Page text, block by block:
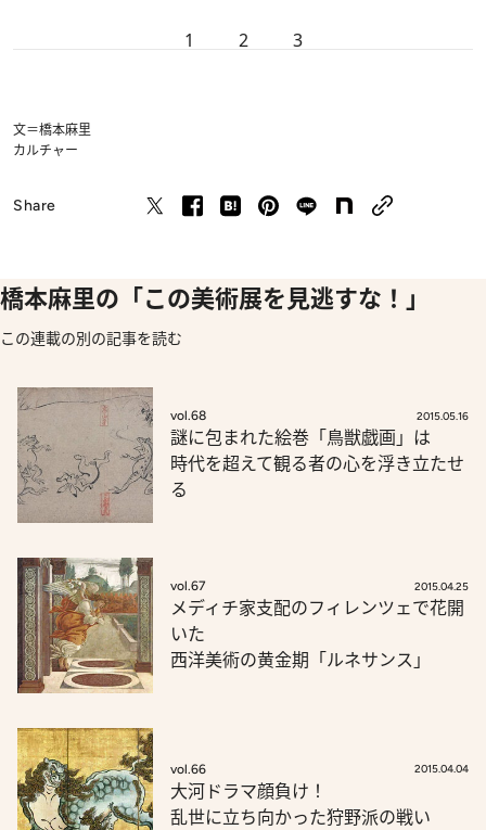
1 2 3
文＝橋本麻里
カルチャー
Share
橋本麻里の「この美術展を見逃すな！」
この連載の別の記事を読む
vol.68 2015.05.16
謎に包まれた絵巻「鳥獣戯画」は
時代を超えて観る者の心を浮き立たせ
る
vol.67 2015.04.25
メディチ家支配のフィレンツェで花開
いた
西洋美術の黄金期「ルネサンス」
vol.66 2015.04.04
大河ドラマ顔負け！
乱世に立ち向かった狩野派の戦い